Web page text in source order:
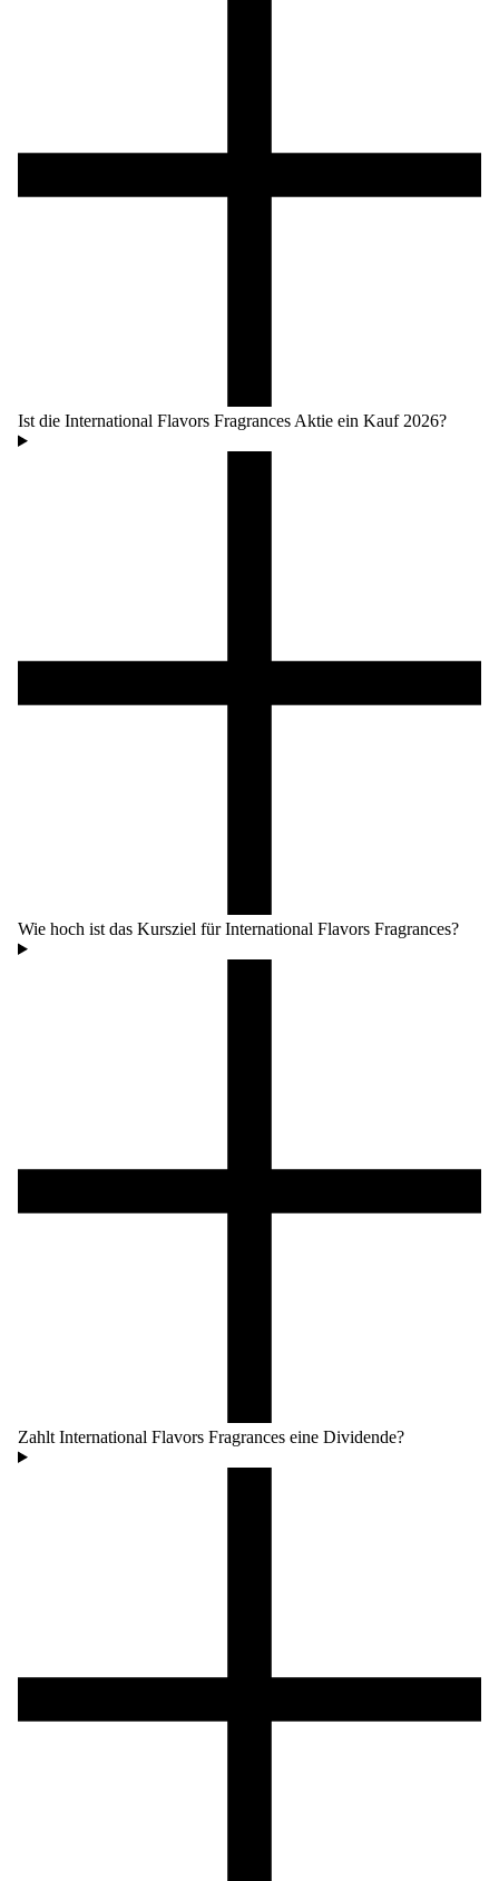
Ist die International Flavors Fragrances Aktie ein Kauf 2026?
Wie hoch ist das Kursziel für International Flavors Fragrances?
Zahlt International Flavors Fragrances eine Dividende?